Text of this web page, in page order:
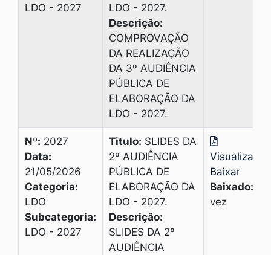
LDO - 2027
LDO - 2027.
Descrição:
COMPROVAÇÃO
DA REALIZAÇÃO
DA 3º AUDIÊNCIA
PÚBLICA DE
ELABORAÇÃO DA
LDO - 2027.
Nº: 2027
Data:
21/05/2026
Categoria:
LDO
Subcategoria:
LDO - 2027
Titulo: SLIDES DA
2º AUDIÊNCIA
PÚBLICA DE
ELABORAÇÃO DA
LDO - 2027.
Descrição:
SLIDES DA 2º
AUDIÊNCIA
Visualizar
Baixar
Baixado:
vez